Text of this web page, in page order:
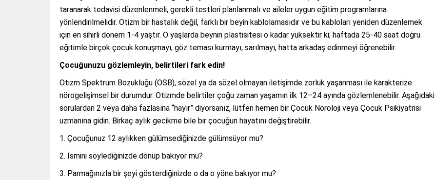
taranarak tedavisi düzenlenmeli, gerekli testleri planlanmalı ve aileler uygun eğitim programlarına
yönlendirilmelidir. Otizm bir hastalık değil, farklı bir beyin kablolamasıdır ve bu kabloları yeniden düzenlemek
için en sihirli dönem 1-4 yaştır. O yaşlarda beynin plastisitesi o kadar yüksektir ki; haftada 25-40 saat doğru
eğitimle birçok çocuk konuşmayı, göz teması kurmayı, sarılmayı, hatta arkadaş edinmeyi öğrenebilir.
Çocuğunuzu gözlemleyin, belirtileri fark edin!
Otizm Spektrum Bozukluğu (OSB), sözel ya da sözel olmayan iletişimde zorluk yaşanması ile karakterize
nörogelişimsel bir durumdur. Otizmde belirtiler çoğu zaman yaşamın ilk 12–24 ayında gözlemlenebilir. Aşağıdaki
sorulardan 2 veya daha fazlasına “hayır” diyorsanız, lütfen hemen bir Çocuk Nöroloji veya Çocuk Psikiyatrisi
uzmanına gidin. Birkaç aylık gecikme bile bir çocuğun hayatını değiştirebilir.
Çocuğunuz 12 aylıkken gülümsediğinizde gülümsüyor mu?
İsmini söylediğinizde dönüp bakıyor mu?
Parmağınızla bir şeyi gösterdiğinizde o da o yöne bakıyor mu?